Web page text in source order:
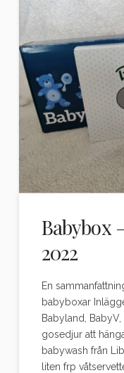
Babybox
2022
En
babyboxar
Babyland,
gosedjur att
babywash från
liten frp